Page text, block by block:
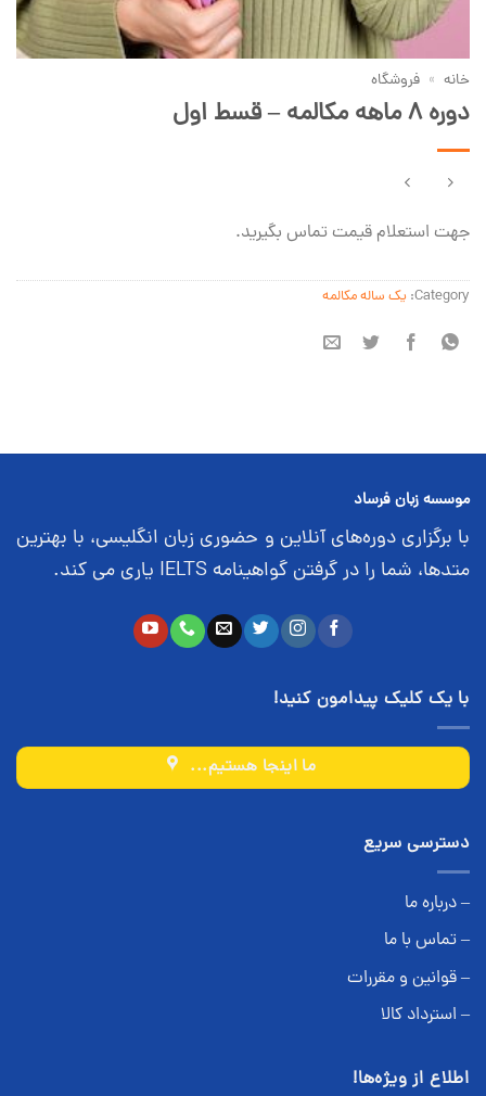
خانه » فروشگاه
دوره 8 ماهه مکالمه – قسط اول
جهت استعلام قیمت تماس بگیرید.
Category: یک ساله مکالمه
موسسه زبان فرساد
با برگزاری دوره‌های آنلاین و حضوری زبان انگلیسی، با بهترین
متدها، شما را در گرفتن گواهینامه IELTS یاری می کند.
با یک کلیک پیدامون کنید!
ما اینجا هستیم...
دسترسی سریع
– درباره ما
– تماس با ما
– قوانین و مقررات
– استرداد کالا
اطلاع از ویژه‌ها!